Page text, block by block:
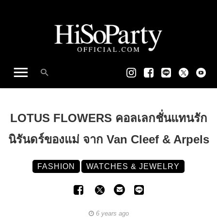
LOTUS FLOWERS คอลเลกชั่นแทนรัก
นิรันดร์ของแม่ จาก Van Cleef & Arpels
FASHION WATCHES & JEWELRY
6 years ago